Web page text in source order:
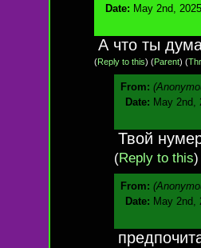
Date: May 2nd,
А что ты
(Reply to this) (Parent) (
From:
Date: May 2nd,
Твой
(Reply to this)
From:
Date: May 2nd,